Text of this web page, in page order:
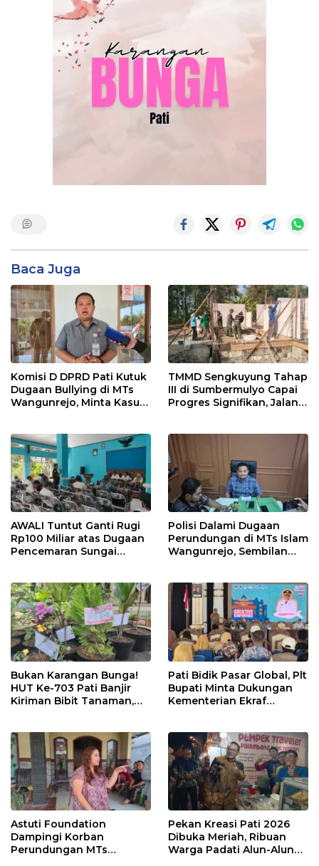
Baca Juga
Komisi D DPRD Pati Kutuk
Dugaan Bullying di MTs
Wangunrejo, Minta Kasus
TMMD Sengkuyung Tahap
III di Sumbermulyo Capai
Progres Signifikan, Jalan
AWALI Tuntut Ganti Rugi
Rp100 Miliar atas Dugaan
Pencemaran Sungai
Polisi Dalami Dugaan
Perundungan di MTs Islam
Wangunrejo, Sembilan
Bukan Karangan Bunga!
HUT Ke-703 Pati Banjir
Kiriman Bibit Tanaman,
Pati Bidik Pasar Global, Plt
Bupati Minta Dukungan
Kementerian Ekraf
Astuti Foundation
Dampingi Korban
Perundungan MTs
Pekan Kreasi Pati 2026
Dibuka Meriah, Ribuan
Warga Padati Alun-Alun